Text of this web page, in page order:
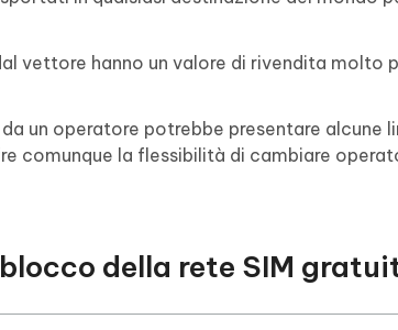
vettore hanno un valore di rivendita molto
un operatore potrebbe presentare alcune
comunque la flessibilità di cambiare
della rete SIM